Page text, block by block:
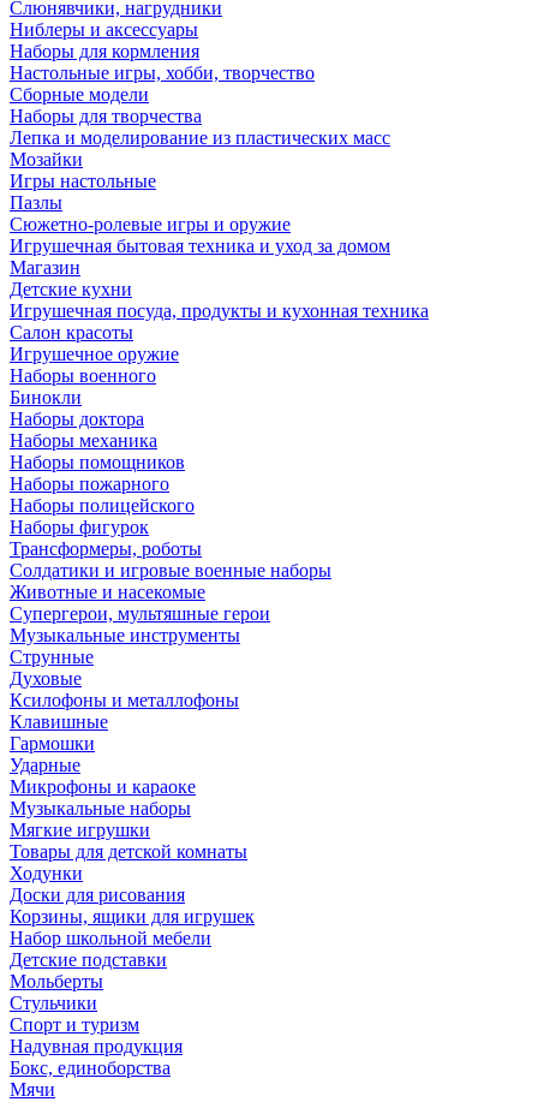
Слюнявчики, нагрудники
Ниблеры и аксессуары
Наборы для кормления
Настольные игры, хобби, творчество
Сборные модели
Наборы для творчества
Лепка и моделирование из пластических масс
Мозайки
Игры настольные
Пазлы
Сюжетно-ролевые игры и оружие
Игрушечная бытовая техника и уход за домом
Магазин
Детские кухни
Игрушечная посуда, продукты и кухонная техника
Салон красоты
Игрушечное оружие
Наборы военного
Бинокли
Наборы доктора
Наборы механика
Наборы помощников
Наборы пожарного
Наборы полицейского
Наборы фигурок
Трансформеры, роботы
Солдатики и игровые военные наборы
Животные и насекомые
Супергерои, мультяшные герои
Музыкальные инструменты
Струнные
Духовые
Ксилофоны и металлофоны
Клавишные
Гармошки
Ударные
Микрофоны и караоке
Музыкальные наборы
Мягкие игрушки
Товары для детской комнаты
Ходунки
Доски для рисования
Корзины, ящики для игрушек
Набор школьной мебели
Детские подставки
Мольберты
Стульчики
Спорт и туризм
Надувная продукция
Бокс, единоборства
Мячи